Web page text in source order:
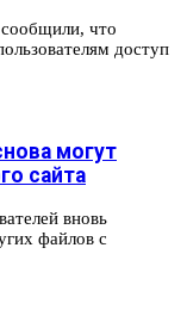
что
доступ
могут
сайта
вновь
файлов с